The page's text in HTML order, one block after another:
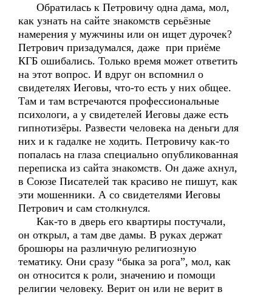
Обратилась к Петровичу одна дама, мол,
как узнать на сайте знакомств серьёзные
намерения у мужчины или он ищет дурочек?
Петрович призадумался, даже при приёме
КГБ ошибались. Только время может ответить
на этот вопрос. И вдруг он вспомнил о
свидетелях Иеговы, что-то есть у них общее.
Там и там встречаются профессиональные
психологи, а у свидетелей Иеговы даже есть
гипнотизёры. Развести человека на деньги для
них и к гадалке не ходить. Петровичу как-то
попалась на глаза специально опубликованная
переписка из сайта знакомств. Он даже ахнул,
в Союзе Писателей так красиво не пишут, как
эти мошенники. А со свидетелями Иеговы
Петрович и сам столкнулся.
Как-то в дверь его квартиры постучали,
он открыл, а там две дамы. В руках держат
брошюры на различную религиозную
тематику. Они сразу “быка за рога”, мол, как
он относится к роли, значению и помощи
религии человеку. Верит он или не верит в